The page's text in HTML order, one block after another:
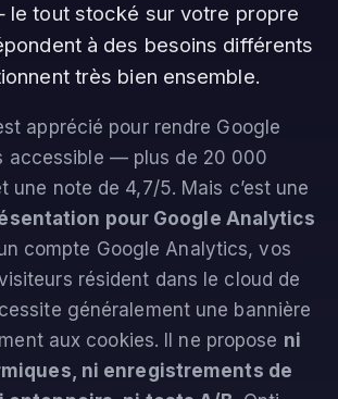
tout stocké sur votre propre
à des besoins différents
très bien ensemble.
apprécié pour rendre Google
accessible — plus de 20 000
une note de 4,7/5. Mais c’est une
pour Google Analytics
compte Google Analytics, vos
résident dans le cloud de
généralement une bannière
aux cookies. Il ne propose ni
ni enregistrements de